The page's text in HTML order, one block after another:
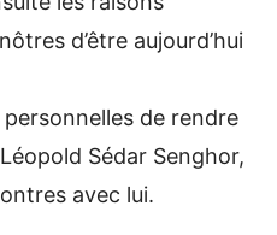
d’être aujourd’hui
de rendre
Sédar Senghor,
avec lui.